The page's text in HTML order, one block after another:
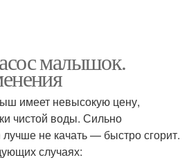
малышок.
имеет невысокую цену,
чистой воды. Сильно
не качать — быстро сгорит.
случаях: